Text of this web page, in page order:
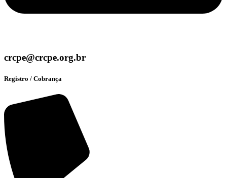
crcpe@crcpe.org.br
Registro / Cobrança